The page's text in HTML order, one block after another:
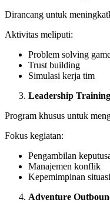
Dirancang untuk
Aktivitas meliputi:
Problem solving
Trust building
Simulasi kerja tim
Leadership Training
Program khusus untuk
Fokus kegiatan:
Pengambilan
Manajemen konflik
Kepemimpinan
Adventure